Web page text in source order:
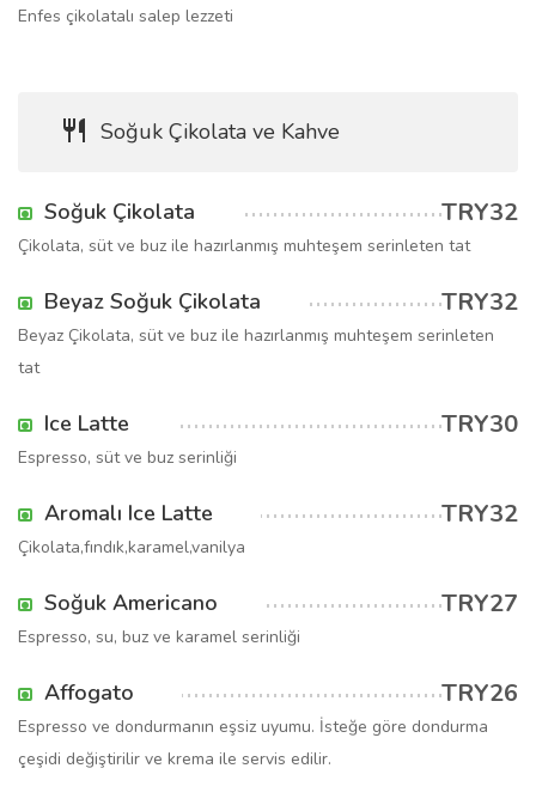
Enfes çikolatalı salep lezzeti
Soğuk Çikolata ve Kahve
Soğuk Çikolata TRY32
Çikolata, süt ve buz ile hazırlanmış muhteşem serinleten tat
Beyaz Soğuk Çikolata TRY32
Beyaz Çikolata, süt ve buz ile hazırlanmış muhteşem serinleten
tat
Ice Latte TRY30
Espresso, süt ve buz serinliği
Aromalı Ice Latte TRY32
Çikolata,fındık,karamel,vanilya
Soğuk Americano TRY27
Espresso, su, buz ve karamel serinliği
Affogato TRY26
Espresso ve dondurmanın eşsiz uyumu. İsteğe göre dondurma
çeşidi değiştirilir ve krema ile servis edilir.